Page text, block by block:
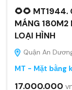
🌻🌻 MT1944.
MÁNG 180M2
LOẠI HÌNH
Quận An
MT - Mặt bằng
17.000.000